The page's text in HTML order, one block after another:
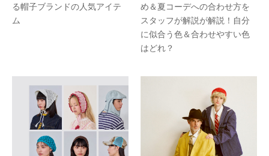
る帽子ブランドの人気アイテ
ム
め＆夏コーデへの合わせ方を
スタッフが解説が解説！自分
に似合う色＆合わせやすい色
はどれ？